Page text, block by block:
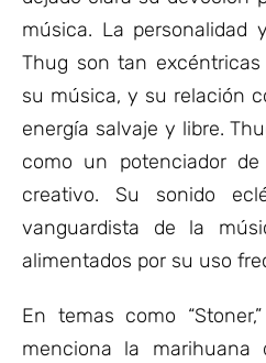
música. La personalidad
Thug son tan
su música, y su relación
energía salvaje y libre.
como un potenciador
creativo. Su sonido
vanguardista de la
alimentados por su uso
En temas como
menciona la marihuana